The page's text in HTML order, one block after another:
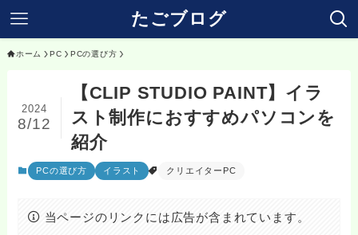
たごブログ
ホーム PC PCの選び方
【CLIP STUDIO PAINT】イラ
スト制作におすすめパソコンを
紹介
2024
8/12
PCの選び方 イラスト クリエイターPC
当ページのリンクには広告が含まれています。